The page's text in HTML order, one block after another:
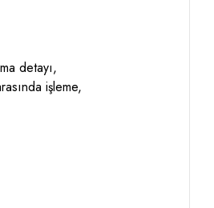
detayı,
işleme,